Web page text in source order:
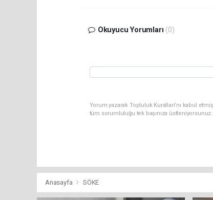
Okuyucu Yorumları (0)
Yorum yazarak Topluluk Kuralları’nı kabul
tüm sorumluluğu tek başınıza
Anasayfa SÖKE